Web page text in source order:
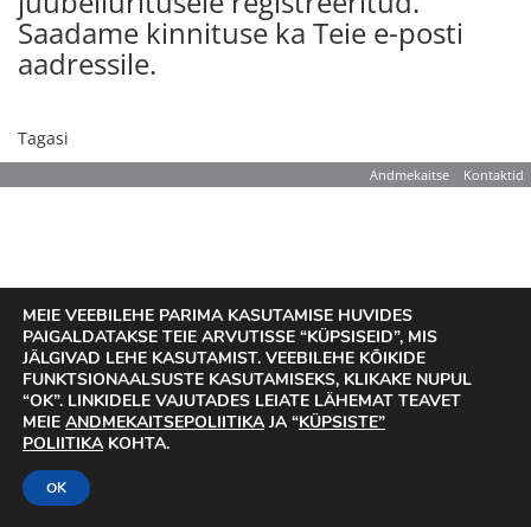
Saadame kinnituse ka Teie e-posti
aadressile.
Tagasi
Andmekaitse Kontaktid
MEIE VEEBILEHE PARIMA KASUTAMISE HUVIDES
PAIGALDATAKSE TEIE ARVUTISSE “KÜPSISEID”, MIS
JÄLGIVAD LEHE KASUTAMIST. VEEBILEHE KÕIKIDE
FUNKTSIONAALSUSTE KASUTAMISEKS, KLIKAKE NUPUL
“OK”. LINKIDELE VAJUTADES LEIATE LÄHEMAT TEAVET
MEIE ANDMEKAITSEPOLIITIKA JA “KÜPSISTE”
POLIITIKA KOHTA.
OK